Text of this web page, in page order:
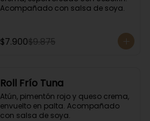
Acompañado con salsa de soya.
$7.900$9.875
Roll Frío Tuna
Atún, pimentón rojo y queso crema,
envuelto en palta. Acompañado
con salsa de soya.